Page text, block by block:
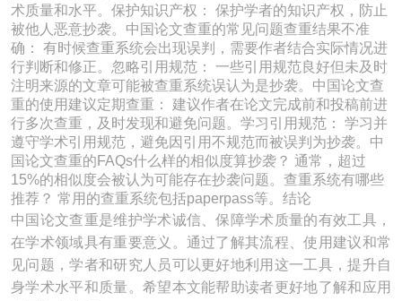
术质量和水平。保护知识产权： 保护学者的知识产权，防止
被他人恶意抄袭。中国论文查重的常见问题查重结果不准
确： 有时候查重系统会出现误判，需要作者结合实际情况进
行判断和修正。忽略引用规范： 一些引用规范良好但未及时
注明来源的文章可能被查重系统误认为是抄袭。中国论文查
重的使用建议定期查重： 建议作者在论文完成前和投稿前进
行多次查重，及时发现和避免问题。学习引用规范： 学习并
遵守学术引用规范，避免因引用不规范而被误判为抄袭。中
国论文查重的FAQs什么样的相似度算抄袭？ 通常，超过
15%的相似度会被认为可能存在抄袭问题。查重系统有哪些
推荐？ 常用的查重系统包括paperpass等。结论
中国论文查重是维护学术诚信、保障学术质量的有效工具，
在学术领域具有重要意义。通过了解其流程、使用建议和常
见问题，学者和研究人员可以更好地利用这一工具，提升自
身学术水平和质量。希望本文能帮助读者更好地了解和应用